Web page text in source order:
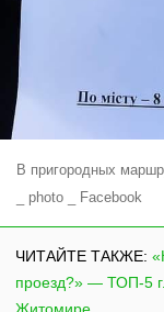
В пригородных
_ photo _ Facebook
ЧИТАЙТЕ ТАКЖЕ:
проезд?» — ТОП-5